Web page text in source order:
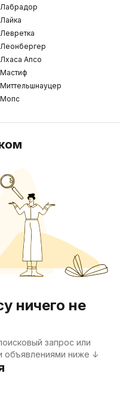
Лабрадор
Лайка
Левретка
Леонбергер
Лхаса Апсо
Мастиф
Миттельшнауцер
Мопс
ничего не
запрос или
объявлениями ниже ↓